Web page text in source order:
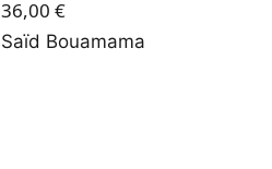
36,00 €
Saïd Bouamama